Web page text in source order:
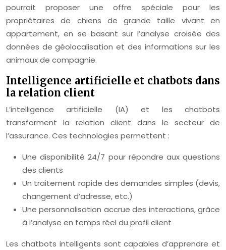
pourrait proposer une offre spéciale pour les
propriétaires de chiens de grande taille vivant en
appartement, en se basant sur l’analyse croisée des
données de géolocalisation et des informations sur les
animaux de compagnie.
Intelligence artificielle et chatbots dans
la relation client
L’intelligence artificielle (IA) et les chatbots
transforment la relation client dans le secteur de
l’assurance. Ces technologies permettent :
Une disponibilité 24/7 pour répondre aux questions
des clients
Un traitement rapide des demandes simples (devis,
changement d’adresse, etc.)
Une personnalisation accrue des interactions, grâce
à l’analyse en temps réel du profil client
Les chatbots intelligents sont capables d’apprendre et